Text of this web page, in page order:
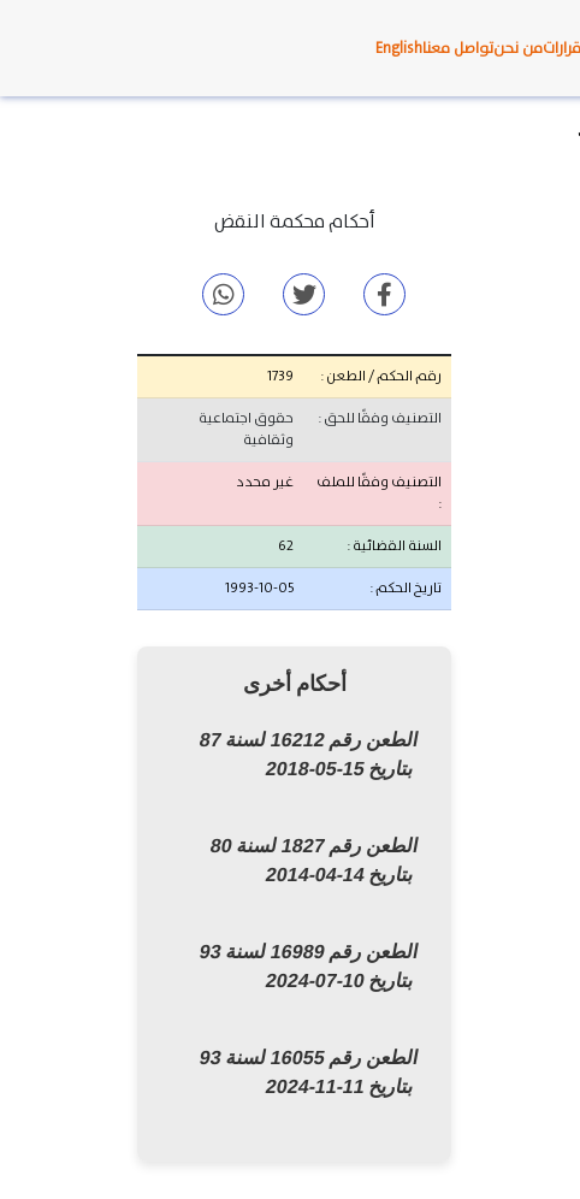
قراراتمن نحنتواصل معناEnglish
أحكام محكمة النقض
رقم الحكم / الطعن :
1739
التصنيف وفقًا للحق :
حقوق اجتماعية
وثقافية
التصنيف وفقًا للملف
:
غير محدد
السنة القضائية :
62
تاريخ الحكم :
1993-10-05
أحكام أخرى
الطعن رقم 16212 لسنة 87
بتاريخ 15-05-2018
الطعن رقم 1827 لسنة 80
بتاريخ 14-04-2014
الطعن رقم 16989 لسنة 93
بتاريخ 10-07-2024
الطعن رقم 16055 لسنة 93
بتاريخ 11-11-2024